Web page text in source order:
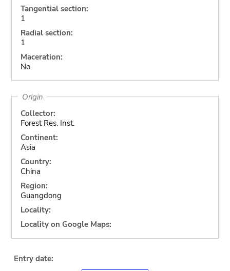
Tangential section:
1
Radial section:
1
Maceration:
No
Origin
Collector:
Forest Res. Inst.
Continent:
Asia
Country:
China
Region:
Guangdong
Locality:
Locality on Google Maps:
Entry date: